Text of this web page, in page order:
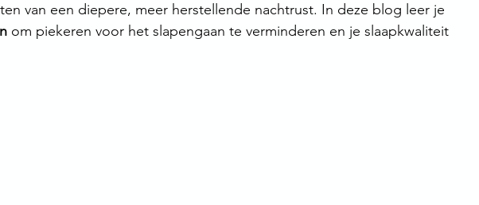
van een diepere, meer herstellende nachtrust. In deze blog leer je
om piekeren voor het slapengaan te verminderen en je slaapkwaliteit